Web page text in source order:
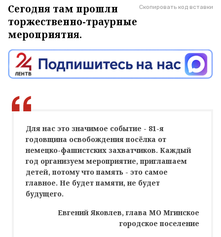
Скопировать код вставки
Сегодня там прошли
торжественно-траурные
мероприятия.
Для нас это значимое событие - 81-я
годовщина освобождения посёлка от
немецко-фашистских захватчиков. Каждый
год организуем мероприятие, приглашаем
детей, потому что память - это самое
главное. Не будет памяти, не будет
будущего.
Евгений Яковлев, глава МО Мгинское
городское поселение